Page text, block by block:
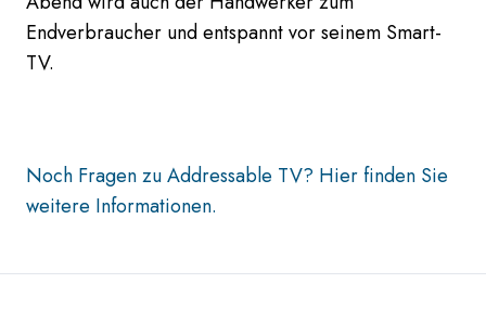
Endverbraucher und entspannt vor seinem Smart-
TV.
Noch Fragen zu Addressable TV? Hier finden Sie
weitere Informationen.